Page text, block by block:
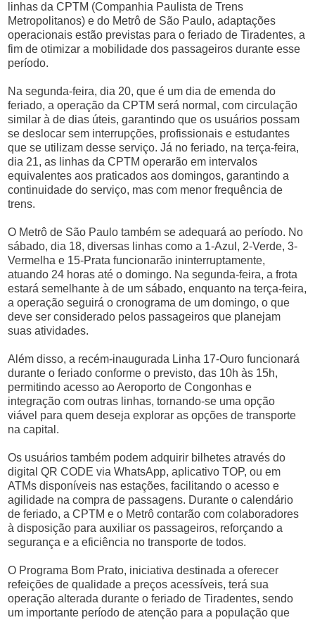
linhas da CPTM (Companhia Paulista de Trens
Metropolitanos) e do Metrô de São Paulo, adaptações
operacionais estão previstas para o feriado de Tiradentes, a
fim de otimizar a mobilidade dos passageiros durante esse
período.
Na segunda-feira, dia 20, que é um dia de emenda do
feriado, a operação da CPTM será normal, com circulação
similar à de dias úteis, garantindo que os usuários possam
se deslocar sem interrupções, profissionais e estudantes
que se utilizam desse serviço. Já no feriado, na terça-feira,
dia 21, as linhas da CPTM operarão em intervalos
equivalentes aos praticados aos domingos, garantindo a
continuidade do serviço, mas com menor frequência de
trens.
O Metrô de São Paulo também se adequará ao período. No
sábado, dia 18, diversas linhas como a 1-Azul, 2-Verde, 3-
Vermelha e 15-Prata funcionarão ininterruptamente,
atuando 24 horas até o domingo. Na segunda-feira, a frota
estará semelhante à de um sábado, enquanto na terça-feira,
a operação seguirá o cronograma de um domingo, o que
deve ser considerado pelos passageiros que planejam
suas atividades.
Além disso, a recém-inaugurada Linha 17-Ouro funcionará
durante o feriado conforme o previsto, das 10h às 15h,
permitindo acesso ao Aeroporto de Congonhas e
integração com outras linhas, tornando-se uma opção
viável para quem deseja explorar as opções de transporte
na capital.
Os usuários também podem adquirir bilhetes através do
digital QR CODE via WhatsApp, aplicativo TOP, ou em
ATMs disponíveis nas estações, facilitando o acesso e
agilidade na compra de passagens. Durante o calendário
de feriado, a CPTM e o Metrô contarão com colaboradores
à disposição para auxiliar os passageiros, reforçando a
segurança e a eficiência no transporte de todos.
O Programa Bom Prato, iniciativa destinada a oferecer
refeições de qualidade a preços acessíveis, terá sua
operação alterada durante o feriado de Tiradentes, sendo
um importante período de atenção para a população que